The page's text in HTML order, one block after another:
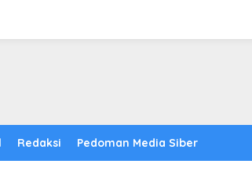
Redaksi Pedoman Media Siber